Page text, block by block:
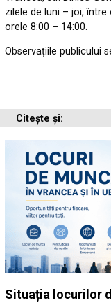
zilele de luni – joi, între
orele 8:00 – 14:00.
Observațiile publicului
Citește și:
Situația locurilor